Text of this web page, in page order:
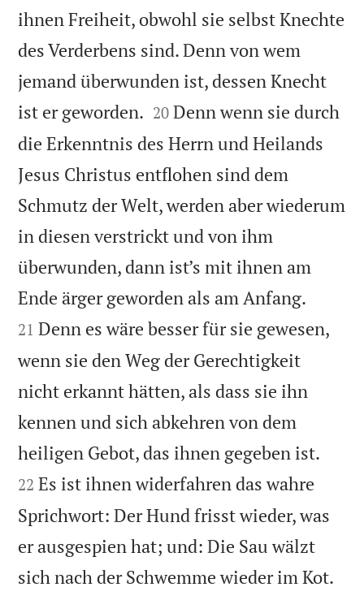
ihnen Freiheit, obwohl sie selbst Knechte
des Verderbens sind. Denn von wem
jemand überwunden ist, dessen Knecht
ist er geworden. 

20 Denn wenn sie durch
die Erkenntnis des Herrn und Heilands
Jesus Christus entflohen sind dem
Schmutz der Welt, werden aber wiederum
in diesen verstrickt und von ihm
überwunden, dann ist’s mit ihnen am
Ende ärger geworden als am Anfang.
21 Denn es wäre besser für sie gewesen,
wenn sie den Weg der Gerechtigkeit
nicht erkannt hätten, als dass sie ihn
kennen und sich abkehren von dem
heiligen Gebot, das ihnen gegeben ist.
22 Es ist ihnen widerfahren das wahre
Sprichwort: Der Hund frisst wieder, was
er ausgespien hat; und: Die Sau wälzt
sich nach der Schwemme wieder im Kot.